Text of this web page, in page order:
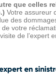
que celles
Votre assureur
des
votre
de l’expert
en